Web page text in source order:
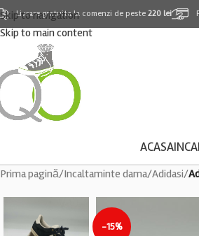
Skip to navigation
Skip to main content
Livrare gratuita la comenzi de peste 220 lei
ACASA
Prima pagină/Incaltaminte dama/Adidasi/
-15%